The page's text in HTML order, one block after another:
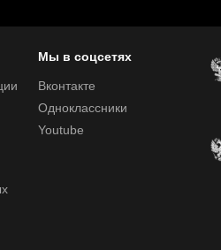
Мы в соцсетях
Вконтакте
Одноклассники
Youtube